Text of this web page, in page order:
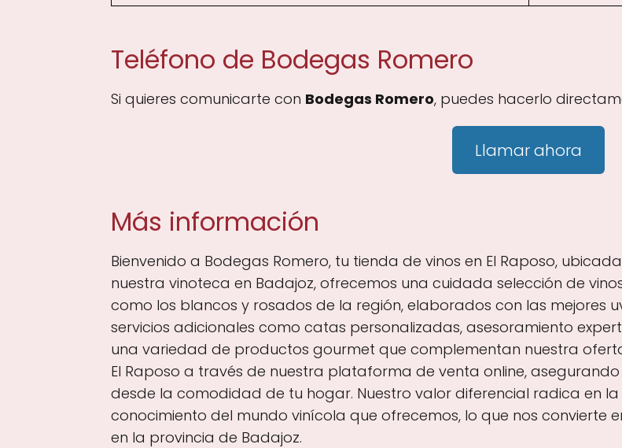
Teléfono de Bodegas Romero
Si quieres comunicarte con Bodegas Romero, puedes hacerlo
Llamar ahora
Más información
Bienvenido a Bodegas Romero, tu tienda de vinos en El Raposo,
nuestra vinoteca en Badajoz, ofrecemos una cuidada selección de
como los blancos y rosados de la región, elaborados con las mejores
servicios adicionales como catas personalizadas, asesoramiento
una variedad de productos gourmet que complementan nuestra
El Raposo a través de nuestra plataforma de venta online,
desde la comodidad de tu hogar. Nuestro valor diferencial radica en
conocimiento del mundo vinícola que ofrecemos, lo que nos convierte
en la provincia de Badajoz.